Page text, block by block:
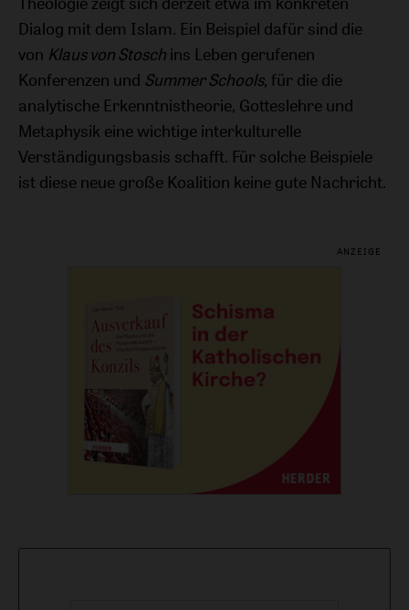
Dialog mit dem Islam. Ein Beispiel dafür sind die
von Klaus von Stosch ins Leben gerufenen
Konferenzen und Summer Schools, für die die
analytische Erkenntnistheorie, Gotteslehre und
Metaphysik eine wichtige interkulturelle
Verständigungsbasis schafft. Für solche Beispiele
ist diese neue große Koalition keine gute Nachricht.